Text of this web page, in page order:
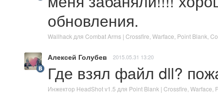
обновления.
Wallhack для Combat Arms | Crossfire, Warface, Point Blank,
Алексей Голубев 2015.05.31 13:20
Где взял файл dll?
Инжектор HeadShot v1.5 для Point Blank | Crossfire,